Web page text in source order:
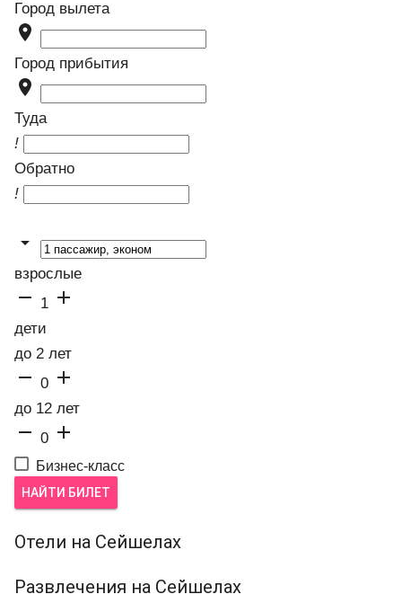
Город вылета

Город прибытия

Туда
!
Обратно
!

взрослые
 1 
дети
до 2 лет
 0 
до 12 лет
 0 
Бизнес-класс
НАЙТИ БИЛЕТ
Отели на Сейшелах
Развлечения на Сейшелах